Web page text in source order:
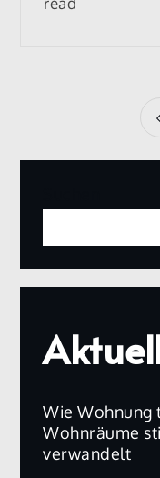
Wie Wohnung
Wohnräume
verwandelt